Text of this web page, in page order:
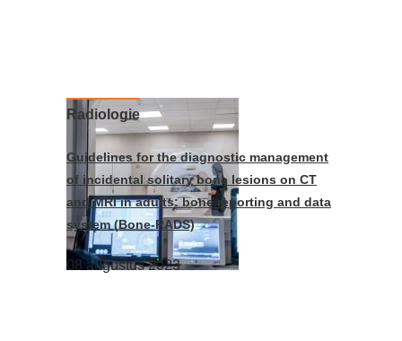
Radiologie
Guidelines for the diagnostic management
of incidental solitary bone lesions on CT
and MRI in adults: bone reporting and data
system (Bone-RADS)
08 augustus 2023